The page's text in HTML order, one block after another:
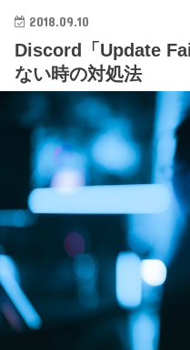
2018.09.10
Discord「Update
ない時の対処法